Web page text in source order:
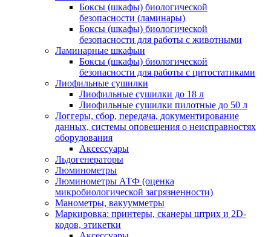
Боксы (шкафы) биологической
безопасности (ламинары)
Боксы (шкафы) биологической
безопасности для работы с животными
Ламинарные шкафыи
Боксы (шкафы) биологической
безопасности для работы с цитостатиками
Лиофильные сушилки
Лиофильные сушилки до 18 л
Лиофильные сушилки пилотные до 50 л
Логгеры, сбор, передача, документирование
данных, системы оповещения о неисправностях
оборудования
Аксессуары
Льдогенераторы
Люминометры
Люминометры АТФ (оценка
микробиологической загрязненности)
Манометры, вакуумметры
Маркировка: принтеры, сканеры штрих и 2D-
кодов, этикетки